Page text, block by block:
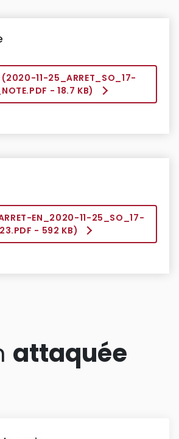
(2020-11-25_ARRET_SO_17-
- 18.7 KB)
EN_2020-11-25_SO_17-
- 592 KB)
attaquée